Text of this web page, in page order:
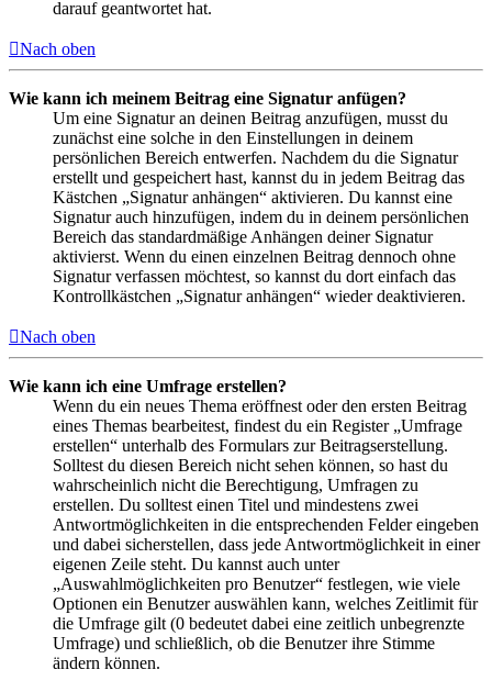
darauf geantwortet hat.
Nach oben
Wie kann ich meinem Beitrag eine Signatur anfügen?
Um eine Signatur an deinen Beitrag anzufügen, musst du
zunächst eine solche in den Einstellungen in deinem
persönlichen Bereich entwerfen. Nachdem du die Signatur
erstellt und gespeichert hast, kannst du in jedem Beitrag das
Kästchen „Signatur anhängen“ aktivieren. Du kannst eine
Signatur auch hinzufügen, indem du in deinem persönlichen
Bereich das standardmäßige Anhängen deiner Signatur
aktivierst. Wenn du einen einzelnen Beitrag dennoch ohne
Signatur verfassen möchtest, so kannst du dort einfach das
Kontrollkästchen „Signatur anhängen“ wieder deaktivieren.
Nach oben
Wie kann ich eine Umfrage erstellen?
Wenn du ein neues Thema eröffnest oder den ersten Beitrag
eines Themas bearbeitest, findest du ein Register „Umfrage
erstellen“ unterhalb des Formulars zur Beitragserstellung.
Solltest du diesen Bereich nicht sehen können, so hast du
wahrscheinlich nicht die Berechtigung, Umfragen zu
erstellen. Du solltest einen Titel und mindestens zwei
Antwortmöglichkeiten in die entsprechenden Felder eingeben
und dabei sicherstellen, dass jede Antwortmöglichkeit in einer
eigenen Zeile steht. Du kannst auch unter
„Auswahlmöglichkeiten pro Benutzer“ festlegen, wie viele
Optionen ein Benutzer auswählen kann, welches Zeitlimit für
die Umfrage gilt (0 bedeutet dabei eine zeitlich unbegrenzte
Umfrage) und schließlich, ob die Benutzer ihre Stimme
ändern können.